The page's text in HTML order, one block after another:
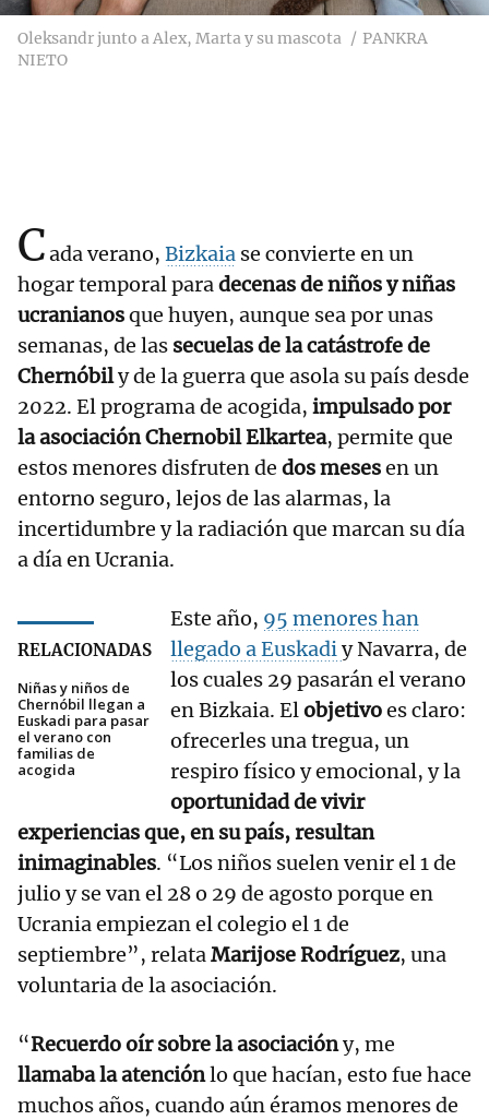
Oleksandr junto a Alex, Marta y su mascota
PANKRA
NIETO
Cada verano, Bizkaia se convierte en un
hogar temporal paradecenas de niños y niñas
ucranianosque huyen, aunque sea por unas
semanas, de las secuelas de la catástrofe de
Chernóbily de la guerra que asola su país desde
2022. El programa de acogida, impulsado por
la asociación Chernobil Elkartea, permite que
estos menores disfruten de dos mesesen un
entorno seguro, lejos de las alarmas, la
incertidumbre y la radiación que marcan su día
a día en Ucrania.
RELACIONADAS
Niñas y niños de
Chernóbil llegan a
Euskadi para pasar
el verano con
familias de
acogida
Este año, 95 menores han
llegado a Euskadiy Navarra, de
los cuales 29 pasarán el verano
en Bizkaia. Elobjetivoes claro:
ofrecerles una tregua, un
respiro físico y emocional, y la
oportunidad de vivir
experiencias que, en su país, resultan
inimaginables. “Los niños suelen venir el 1 de
julio y se van el 28 o 29 de agosto porque en
Ucrania empiezan el colegio el 1 de
septiembre”, relataMarijose Rodríguez, una
voluntaria de la asociación.
“Recuerdo oír sobre la asociacióny, me
llamaba la atenciónlo que hacían, esto fue hace
muchos años, cuando aún éramos menores de